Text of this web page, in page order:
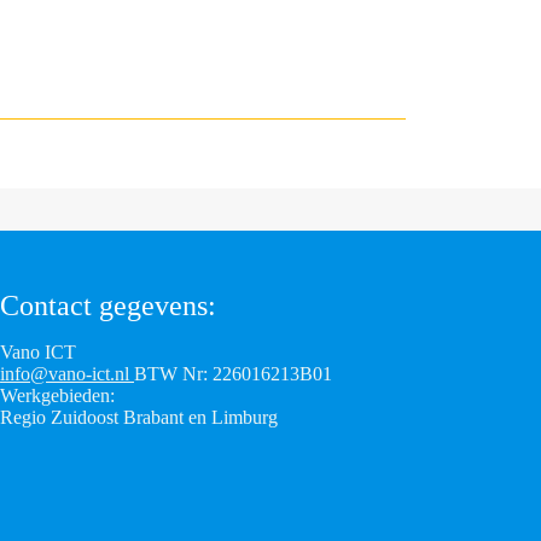
Contact gegevens:
Vano ICT
info@vano-ict.nl BTW Nr: 226016213B01
Werkgebieden:
Regio Zuidoost Brabant en Limburg